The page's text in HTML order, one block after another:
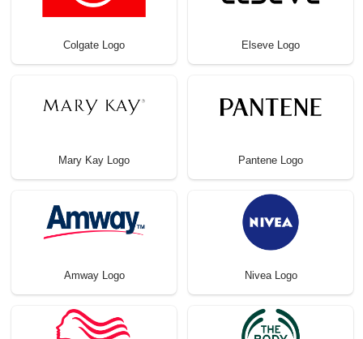
Colgate Logo Elseve Logo
Mary Kay Logo Pantene Logo
Amway Logo Nivea Logo